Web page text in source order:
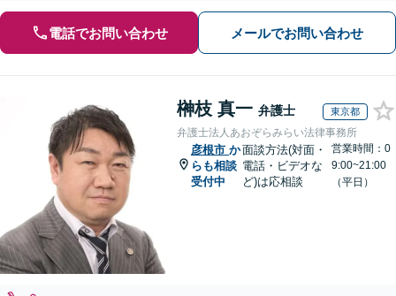
電話でお問い合わせ メールでお問い合わせ
榊枝 真一 弁護士 東京都
弁護士法人あおぞらみらい法律事務所
彦根市 か
らも相談
受付中
面談方法(対面・
電話・ビデオな
ど)は応相談
営業時間：0
9:00~21:00
（平日）